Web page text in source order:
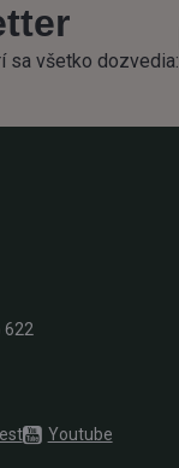
sa všetko dozvedia:
622
Youtube